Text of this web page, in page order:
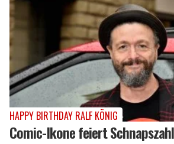
HAPPY BIRTHDAY RALF KÖNIG
Comic-Ikone feiert Schnapszahl